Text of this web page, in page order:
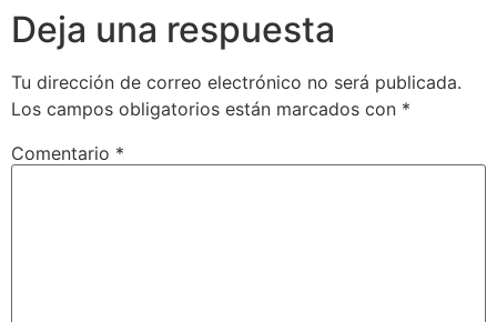
Deja una respuesta
Tu dirección de correo electrónico no será publicada.
Los campos obligatorios están marcados con *
Comentario *